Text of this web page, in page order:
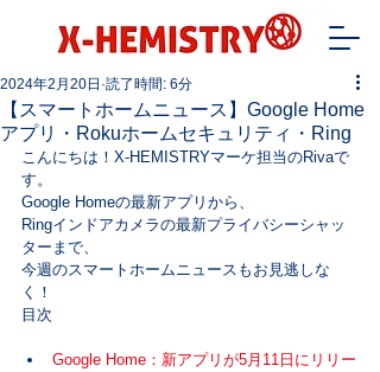
【スマートホームニュース】Google Home
アプリ・Rokuホームセキュリティ・Ring
2024年2月20日 読了時間: 6分
こんにちは！X-HEMISTRYマーケ担当のRivaで
す。
Google Homeの最新アプリから、
Ringインドアカメラの最新プライバシーシャッ
ターまで、
今週のスマートホームニュースもお見逃しな
く！
目次
Google Home：新アプリが5月11日にリリー